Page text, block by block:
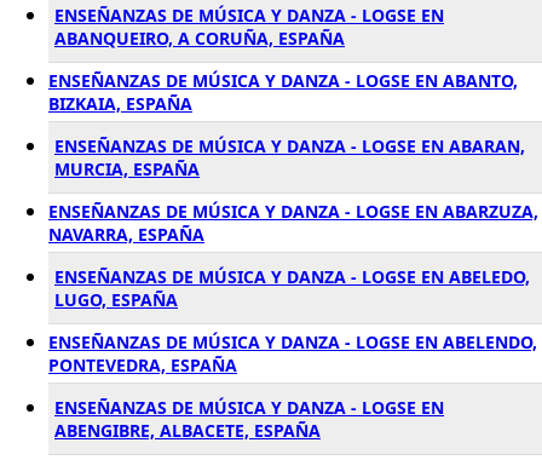
ENSEÑANZAS DE MÚSICA Y DANZA - LOGSE EN
ABANQUEIRO, A CORUÑA, ESPAÑA
ENSEÑANZAS DE MÚSICA Y DANZA - LOGSE EN ABANTO,
BIZKAIA, ESPAÑA
ENSEÑANZAS DE MÚSICA Y DANZA - LOGSE EN ABARAN,
MURCIA, ESPAÑA
ENSEÑANZAS DE MÚSICA Y DANZA - LOGSE EN ABARZUZA,
NAVARRA, ESPAÑA
ENSEÑANZAS DE MÚSICA Y DANZA - LOGSE EN ABELEDO,
LUGO, ESPAÑA
ENSEÑANZAS DE MÚSICA Y DANZA - LOGSE EN ABELENDO,
PONTEVEDRA, ESPAÑA
ENSEÑANZAS DE MÚSICA Y DANZA - LOGSE EN
ABENGIBRE, ALBACETE, ESPAÑA